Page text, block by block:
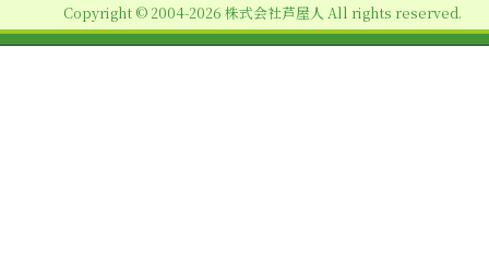
ン
Copyright © 2004-2026 株式会社芦屋人 All rights reserved.